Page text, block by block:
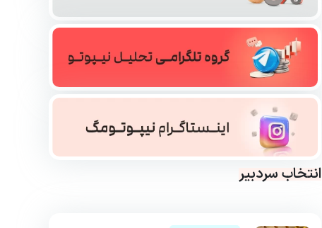
انتخاب سردبیر